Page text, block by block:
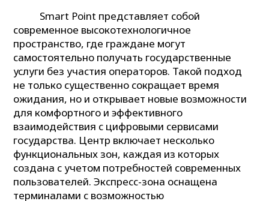
Smart Point представляет собой
современное высокотехнологичное
пространство, где граждане могут
самостоятельно получать государственные
услуги без участия операторов. Такой подход
не только существенно сокращает время
ожидания, но и открывает новые возможности
для комфортного и эффективного
взаимодействия с цифровыми сервисами
государства. Центр включает несколько
функциональных зон, каждая из которых
создана с учетом потребностей современных
пользователей. Экспресс-зона оснащена
терминалами с возможностью